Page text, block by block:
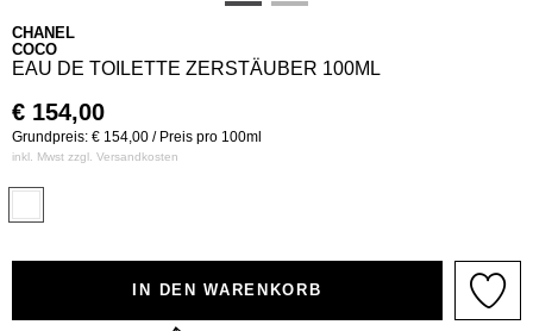
CHANEL
COCO
EAU DE TOILETTE ZERSTÄUBER 100ML
€ 154,00
Grundpreis: € 154,00 / Preis pro 100ml
inkl. Mwst zzgl. Versandkosten
IN DEN WARENKORB